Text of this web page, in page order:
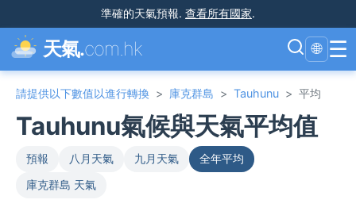
準確的天氣預報. 查看所有國家.
天氣.com.hk 🌐 ☰
請提供以下數值以進行轉換 > 庫克群島 > Tauhunu > 平均
Tauhunu氣候與天氣平均值
預報 八月天氣 九月天氣
全年平均
庫克群島 天氣